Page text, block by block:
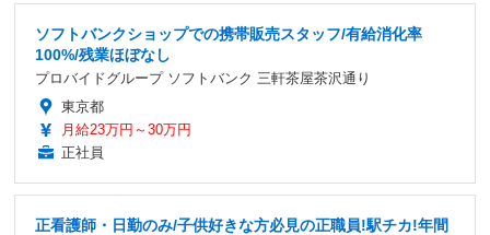
ソフトバンクショップでの携帯販売スタッフ/有給消化率
100%/残業ほぼなし
プロバイドグループ ソフトバンク 三軒茶屋茶沢通り
東京都
月給23万円～30万円
正社員
正看護師・日勤のみ/子供好きな方必見の正職員!駅チカ!年間